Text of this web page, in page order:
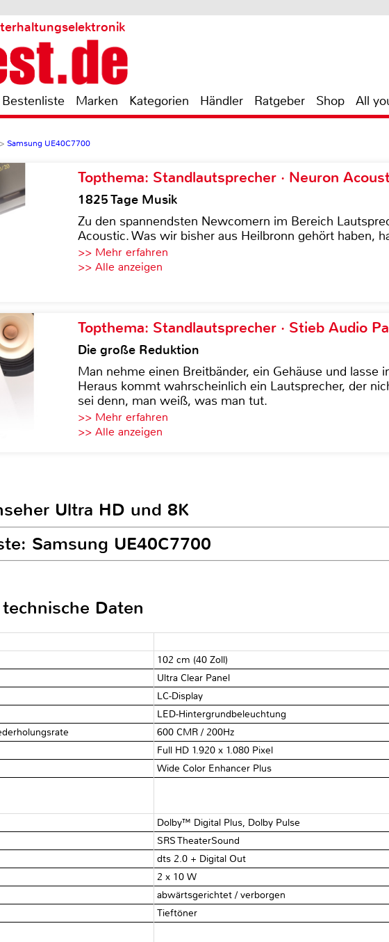
Bestenliste Marken Kategorien Händler Ratgeber Shop All
> Samsung UE40C7700
Topthema: Standlautsprecher · Neuron
1825 Tage Musik
Zu den spannendsten Newcomern im Bereich
Acoustic. Was wir bisher aus Heilbronn gehört haben,
>> Mehr erfahren
>> Alle anzeigen
Topthema: Standlautsprecher · Stieb Audio
Die große Reduktion
Man nehme einen Breitbänder, ein Gehäuse und lasse
Heraus kommt wahrscheinlich ein Lautsprecher, der
sei denn, man weiß, was man tut.
>> Mehr erfahren
>> Alle anzeigen
Ultra HD und 8K
Samsung UE40C7700
Daten
102 cm (40 Zoll)
Ultra Clear Panel
LC-Display
LED-Hintergrundbeleuchtung
600 CMR / 200Hz
Full HD 1.920 x 1.080 Pixel
Wide Color Enhancer Plus
Dolby™ Digital Plus, Dolby Pulse
SRS TheaterSound
dts 2.0 + Digital Out
2 x 10 W
abwärtsgerichtet / verborgen
Tieftöner